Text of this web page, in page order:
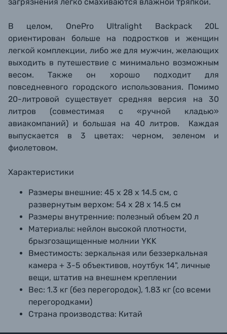
В целом, OnePro Ultralight Backpack 20L
ориентирован больше на подростков и женщин
легкой комплекции, либо же для мужчин, желающих
выходить в путешествие с минимально возможным
весом. Также он хорошо подходит для
повседневного городского использования. Помимо
20-литровой существует средняя версия на 30
литров (совместимая с «ручной кладью»
авиакомпаний) и большая на 40 литров. Каждая
выпускается в 3 цветах: черном, зеленом и
фиолетовом.
Характеристики
Размеры внешние: 45 х 28 х 14.5 см, с
развернутым верхом: 54 х 28 х 14.5 см
Размеры внутренние: полезный объем 20 л
Материалы: нейлон высокой плотности,
брызгозащищенные молнии YKK
Вместимость: зеркальная или беззеркальная
камера + 3-5 объективов, ноутбук 14", личные
вещи, штатив на внешнем креплении
Вес: 1.3 кг (без перегородок), 1.83 кг (со всеми
перегородками)
Страна производства: Китай